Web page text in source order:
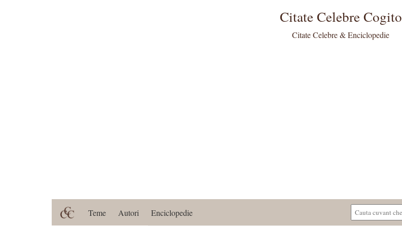
Citate Celebre Cogito
Citate Celebre & Enciclopedie
Teme Autori Enciclopedie